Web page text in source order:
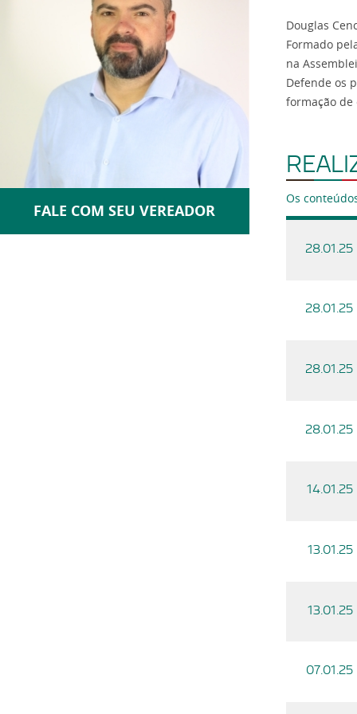
FALE COM SEU VEREADOR
Douglas
Formado
na
Defende os
formação de
Os
28.01.25
28.01.25
28.01.25
28.01.25
14.01.25
13.01.25
13.01.25
07.01.25